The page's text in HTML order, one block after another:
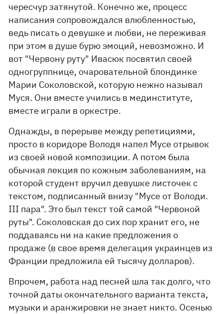
чересчур затянутой. Конечно же, процесс
написания сопровождался влюбленностью,
ведь писать о девушке и любви, не переживая
при этом в душе бурю эмоций, невозможно. И
вот "Червону руту" Ивасюк посвятил своей
одногруппнице, очаровательной блондинке
Марии Соколовской, которую нежно называл
Муся. Они вместе учились в мединституте,
вместе играли в оркестре.
Однажды, в перерыве между репетициями,
просто в коридоре Володя напел Мусе отрывок
из своей новой композиции. А потом была
обычная лекция по кожным заболеваниям, на
которой студент вручил девушке листочек с
текстом, подписанный внизу "Мусе от Володи.
ІІI пара". Это был текст той самой "Червоной
руты". Соколовская до сих пор хранит его, не
поддаваясь ни на какие предложения о
продаже (в свое время делегация украинцев из
Франции предложила ей тысячу долларов).
Впрочем, работа над песней шла так долго, что
точной даты окончательного варианта текста,
музыки и аранжировки не знает никто. Осенью